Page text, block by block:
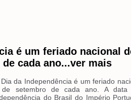
é um feriado nacional
cada ano...ver mais
da Independência é um feriado
setembro de cada ano. A data
do Brasil do Império